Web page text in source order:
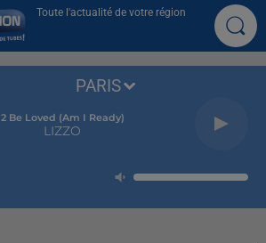
Toute l'actualité de votre région
2 Be Loved (am I Ready)
LIZZO
PARIS